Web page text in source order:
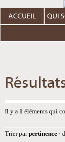
au
contenu.
Aller
personnels
ACCUEIL QUI
Il y a 1 éléments qui
Trier par pertinence ·